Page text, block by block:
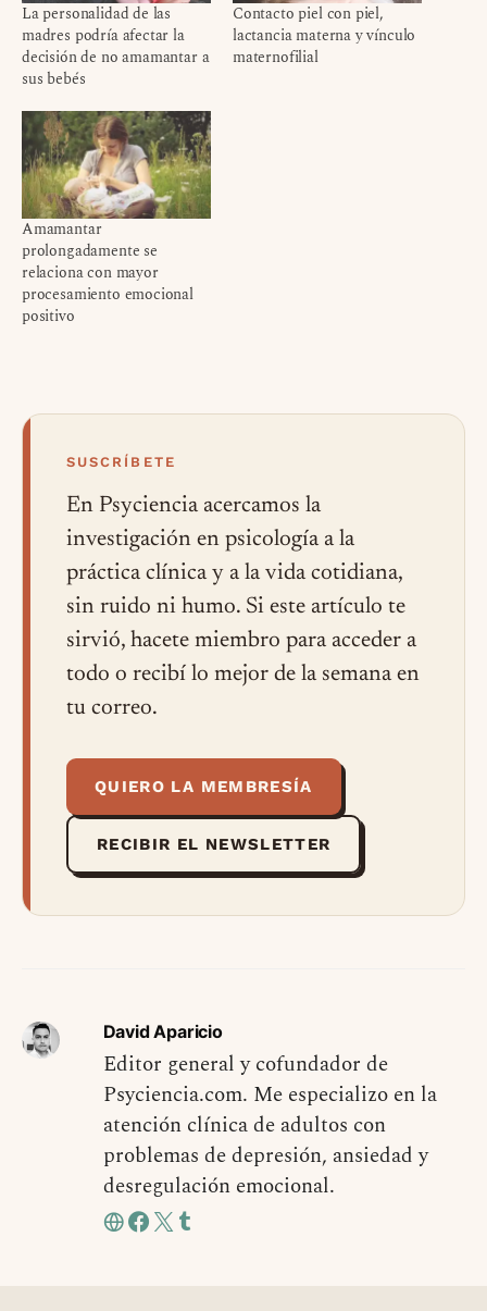
La personalidad de las
madres podría afectar la
decisión de no amamantar a
sus bebés
Contacto piel con piel,
lactancia materna y vínculo
maternofilial
Amamantar
prolongadamente se
relaciona con mayor
procesamiento emocional
positivo
SUSCRÍBETE
En Psyciencia acercamos la
investigación en psicología a la
práctica clínica y a la vida cotidiana,
sin ruido ni humo. Si este artículo te
sirvió, hacete miembro para acceder a
todo o recibí lo mejor de la semana en
tu correo.
QUIERO LA MEMBRESÍA
RECIBIR EL NEWSLETTER
David Aparicio
Editor general y cofundador de
Psyciencia.com. Me especializo en la
atención clínica de adultos con
problemas de depresión, ansiedad y
desregulación emocional.